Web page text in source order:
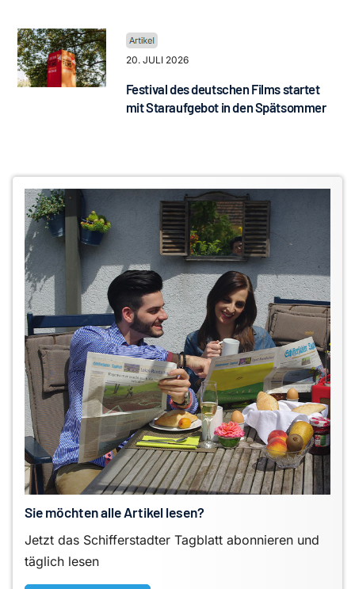
20. JULI 2026
Festival des deutschen Films startet
mit Staraufgebot in den Spätsommer
Sie möchten alle Artikel lesen?
Jetzt das Schifferstadter Tagblatt abonnieren und
täglich lesen